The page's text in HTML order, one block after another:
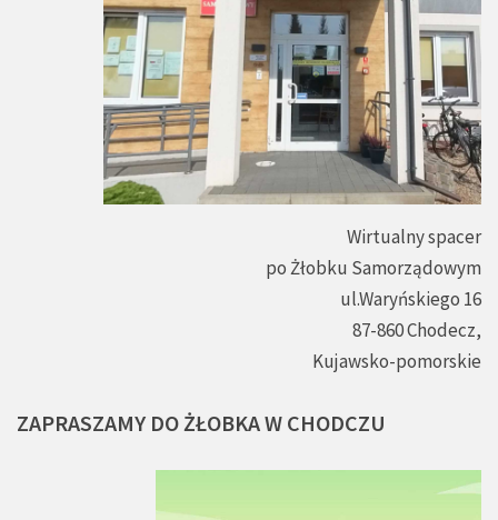
Wirtualny spacer
po Żłobku Samorządowym
ul.Waryńskiego 16
87-860 Chodecz,
Kujawsko-pomorskie
ZAPRASZAMY DOŻŁOBKAW CHODCZU